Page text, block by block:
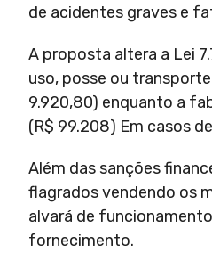
de acidentes graves e
A proposta altera a Lei
uso, posse ou
9.920,80) enquanto a
(R$ 99.208) Em casos
Além das sanções
flagrados vendendo os
alvará de
fornecimento.